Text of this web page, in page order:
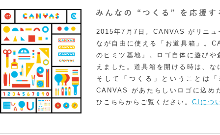
2015年7月7日。CANVAS がリニュ
なが自由に使える「お道具箱」。
のヒミツ基地」。ロゴ自体に遊び
えました。道具箱を開ける時は、
そして「つくる」ということは
CANVAS があたらしいロゴに込め
ひこちらからご覧ください。 CIにつ